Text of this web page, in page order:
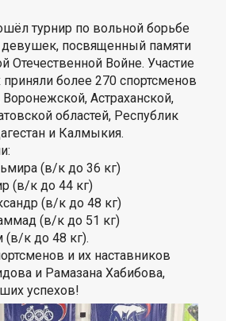
турнир по вольной борьбе
посвященный памяти
Отечественной Войне. Участие
более 270 спортсменов
Воронежской, Астраханской,
областей, Республик
и Калмыкия.
(в/к до 36 кг)
(в/к до 44 кг)
(в/к до 48 кг)
(в/к до 51 кг)
(в/к до 48 кг).
и их наставников
и Рамазана Хабибова,
успехов!